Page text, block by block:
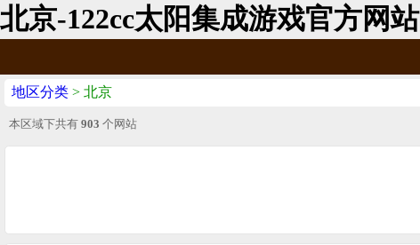
北京-122cc太阳集成游戏官方网站
地区分类 > 北京
本区域下共有 903 个网站